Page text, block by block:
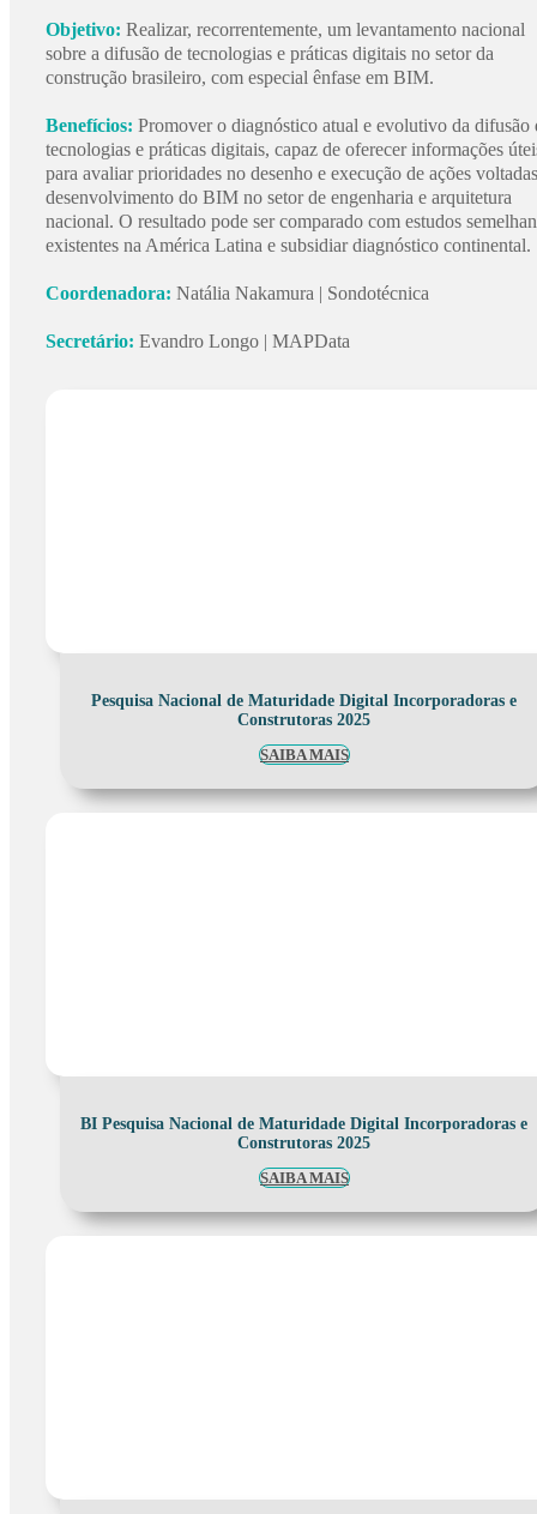
Objetivo: Realizar, recorrentemente, um levantamento nacional
sobre a difusão de tecnologias e práticas digitais no setor da
construção brasileiro, com especial ênfase em BIM.
Benefícios: Promover o diagnóstico atual e evolutivo da difusão
tecnologias e práticas digitais, capaz de oferecer informações
para avaliar prioridades no desenho e execução de ações
desenvolvimento do BIM no setor de engenharia e arquitetura
nacional. O resultado pode ser comparado com estudos
existentes na América Latina e subsidiar diagnóstico continental.
Coordenadora: Natália Nakamura | Sondotécnica
Secretário: Evandro Longo | MAPData
Pesquisa Nacional de Maturidade Digital Incorporadoras e
Construtoras 2025
SAIBA MAIS
BI Pesquisa Nacional de Maturidade Digital Incorporadoras e
Construtoras 2025
SAIBA MAIS